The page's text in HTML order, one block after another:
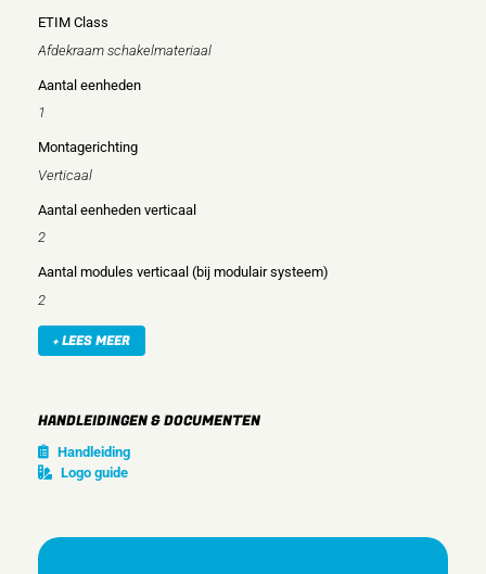
ETIM Class
Afdekraam schakelmateriaal
Aantal eenheden
1
Montagerichting
Verticaal
Aantal eenheden verticaal
2
Aantal modules verticaal (bij modulair systeem)
2
Met montageraam
Ja
Geschikt voor vloerpot
Nee
+ LEES MEER
HANDLEIDINGEN & DOCUMENTEN
Handleiding
Logo guide